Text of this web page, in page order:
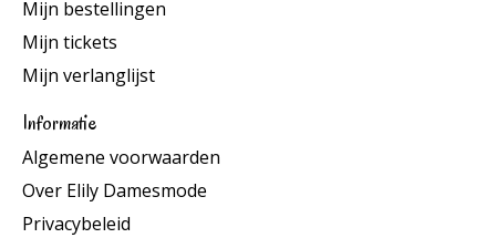
Mijn bestellingen
Mijn tickets
Mijn verlanglijst
Informatie
Algemene voorwaarden
Over Elily Damesmode
Privacybeleid